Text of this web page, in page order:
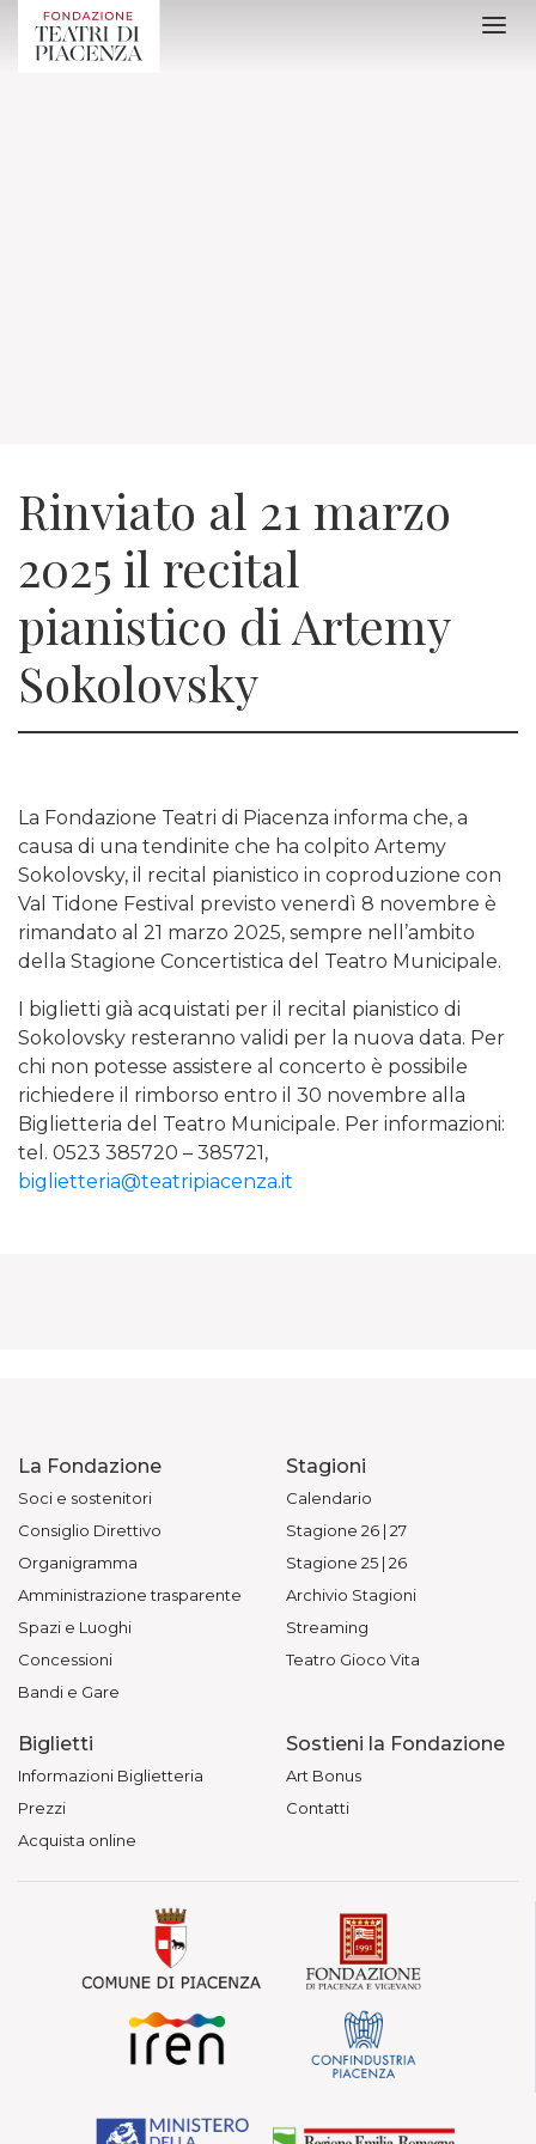
Rinviato al 21 marzo
2025 il recital
pianistico di Artemy
Sokolovsky
La Fondazione Teatri di Piacenza informa che, a
causa di una tendinite che ha colpito Artemy
Sokolovsky, il recital pianistico in coproduzione con
Val Tidone Festival previsto venerdì 8 novembre è
rimandato al 21 marzo 2025, sempre nell’ambito
della Stagione Concertistica del Teatro Municipale.
I biglietti già acquistati per il recital pianistico di
Sokolovsky resteranno validi per la nuova data. Per
chi non potesse assistere al concerto è possibile
richiedere il rimborso entro il 30 novembre alla
Biglietteria del Teatro Municipale. Per informazioni:
tel. 0523 385720 – 385721,
biglietteria@teatripiacenza.it
La Fondazione
Soci e sostenitori
Consiglio Direttivo
Organigramma
Amministrazione trasparente
Spazi e Luoghi
Concessioni
Bandi e Gare
Stagioni
Calendario
Stagione 26 | 27
Stagione 25 | 26
Archivio Stagioni
Streaming
Teatro Gioco Vita
Biglietti
Informazioni Biglietteria
Prezzi
Acquista online
Sostieni la Fondazione
Art Bonus
Contatti